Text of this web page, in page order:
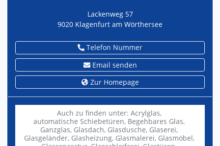
Lackenweg 57
9020 Klagenfurt am Wörthersee
Telefon Nummer
Email senden
Zur Homepage
Auch zu finden unter: Acrylglas,
automatische Schiebetüren, Begehbares Glas,
Ganzglas, Glasdach, Glasdusche, Glaserei,
Glasgeländer, Glasheizung, Glasmalerei, Glasmöbel,